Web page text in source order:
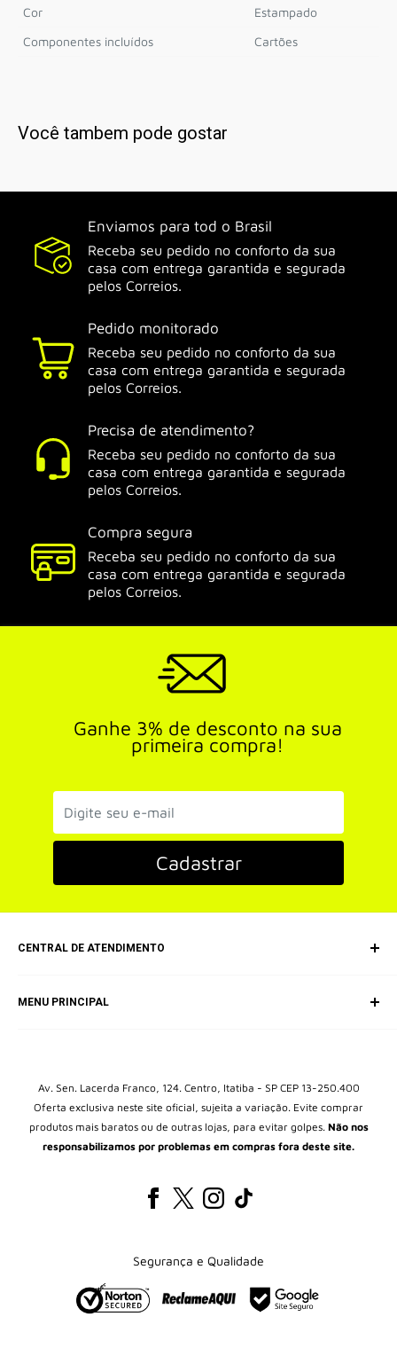
Cor
Estampado
Componentes incluídos
Cartões
Você tambem pode gostar
Enviamos para tod o Brasil
Receba seu pedido no conforto da sua
casa com entrega garantida e segurada
pelos Correios.
Pedido monitorado
Receba seu pedido no conforto da sua
casa com entrega garantida e segurada
pelos Correios.
Precisa de atendimento?
Receba seu pedido no conforto da sua
casa com entrega garantida e segurada
pelos Correios.
Compra segura
Receba seu pedido no conforto da sua
casa com entrega garantida e segurada
pelos Correios.
Ganhe 3% de desconto na sua
primeira compra!
Cadastrar
CENTRAL DE ATENDIMENTO
MENU PRINCIPAL
Álbuns
Packs
Av. Sen. Lacerda Franco, 124. Centro, Itatiba - SP CEP 13-250.400
Oferta exclusiva neste site oficial, sujeita a variação. Evite comprar
produtos mais baratos ou de outras lojas, para evitar golpes. Não nos
responsabilizamos por problemas em compras fora deste site.
Segurança e Qualidade